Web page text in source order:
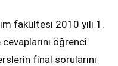
fakültesi 2010 yılı 1.
öğrenci
final sorularını